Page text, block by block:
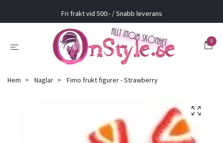
Fri frakt vid 500:- / Snabb leverans
0
Hem Naglar Fimo frukt figurer - Strawberry